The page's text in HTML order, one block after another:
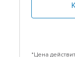
*Цена